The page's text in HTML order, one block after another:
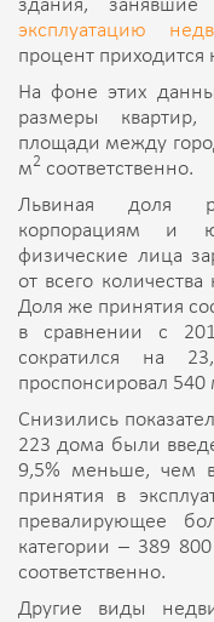
здания,
эксплуатацию
процент приходится
На фоне этих
размеры
площади между
м2 соответственно.
Львиная доля
корпорациям и
физические лица
от всего
Доля же принятия
в сравнении с
сократился на
проспонсировал 540
Снизились
223 дома были
9,5% меньше, чем
принятия в
превалирующее
категории – 389
соответственно.
Другие виды